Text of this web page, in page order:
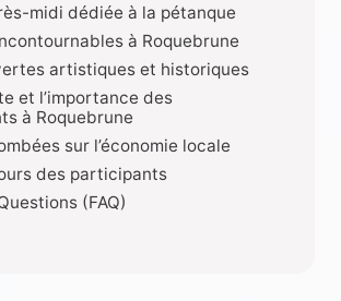
midi dédiée à la pétanque
à Roquebrune
artistiques et historiques
et l’importance des
à Roquebrune
sur l’économie locale
des participants
(FAQ)